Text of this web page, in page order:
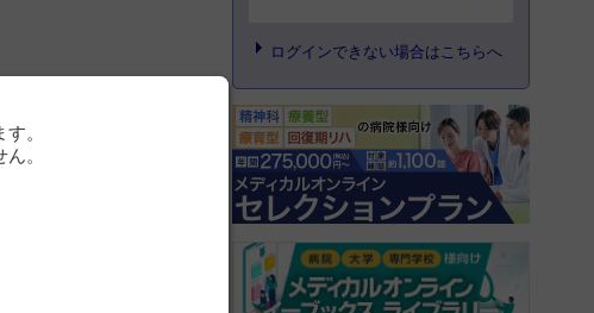
ログインできない場合はこちらへ
。
。